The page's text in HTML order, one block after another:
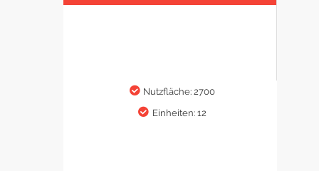
Nutzfläche: 2700
Einheiten: 12